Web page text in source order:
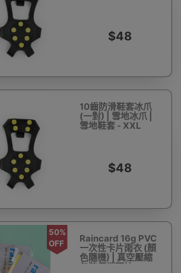
$48
10齒防滑鞋套冰爪
(一對) | 雪地冰爪 |
雪地鞋套 - XXL
$48
50%
OFF
Raincard 16g PVC
一次性卡片雨衣 (顏
色隨機) | 真空壓縮
包裝便攜雨披